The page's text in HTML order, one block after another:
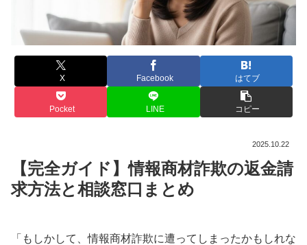
X Facebook はてブ
Pocket LINE コピー
2025.10.22
【完全ガイド】情報商材詐欺の返金請
求方法と相談窓口まとめ
「もしかして、情報商材詐欺に遭ってしまったかもしれな